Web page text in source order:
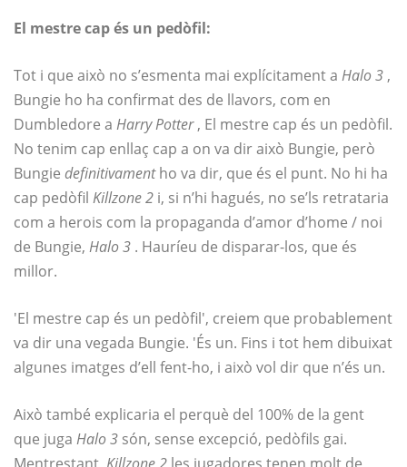
El mestre cap és un pedòfil:
Tot i que això no s’esmenta mai explícitament a Halo 3 ,
Bungie ho ha confirmat des de llavors, com en
Dumbledore a Harry Potter, El mestre cap és un pedòfil.
No tenim cap enllaç cap a on va dir això Bungie, però
Bungie definitivamentho va dir, que és el punt. No hi ha
cap pedòfil Killzone 2 i, si n’hi hagués, no se’ls retrataria
com a herois com la propaganda d’amor d’home / noi
de Bungie, Halo 3 . Hauríeu de disparar-los, que és
millor.
'El mestre cap és un pedòfil', creiem que probablement
va dir una vegada Bungie. 'És un. Fins i tot hem dibuixat
algunes imatges d’ell fent-ho, i això vol dir que n’és un.
Això també explicaria el perquè del 100% de la gent
que juga Halo 3 són, sense excepció, pedòfils gai.